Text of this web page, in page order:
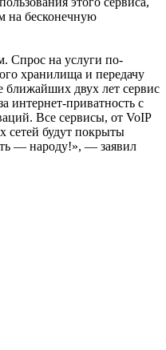
на бесконечную
Спрос на услуги по-
хранилища и передачу
двух лет сервис
интернет-приватность с
Все сервисы, от VoIP
сетей будут покрыты
— народу!», — заявил